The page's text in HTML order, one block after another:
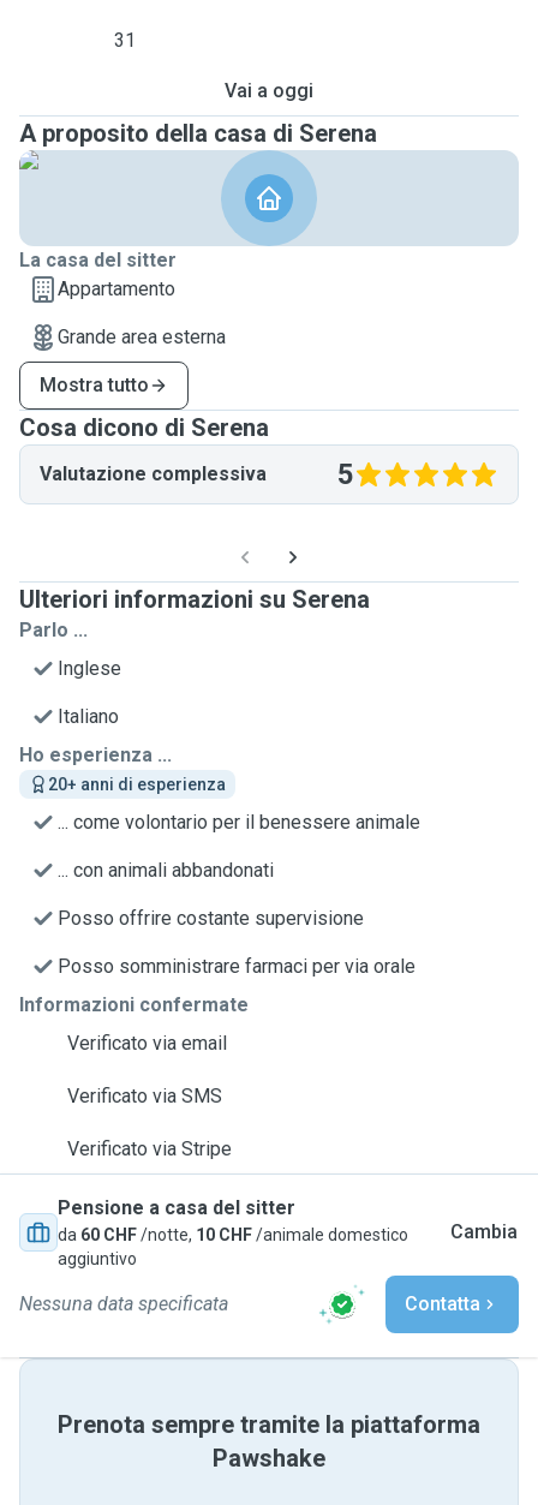
31
Vai a oggi
A proposito della casa di Serena
La casa del sitter
Appartamento
Grande area esterna
Mostra tutto
Cosa dicono di Serena
Valutazione complessiva 5
Ulteriori informazioni su Serena
Parlo ...
Inglese
Italiano
Ho esperienza ...
20+ anni di esperienza
... come volontario per il benessere animale
... con animali abbandonati
Posso offrire costante supervisione
Posso somministrare farmaci per via orale
Informazioni confermate
Verificato via email
Verificato via SMS
Verificato via Stripe
Pensione a casa del sitter
da 60 CHF/notte, 10 CHF/animale domestico
aggiuntivo
Cambia
Nessuna data specificata Contatta
Prenota sempre tramite la piattaforma
Pawshake